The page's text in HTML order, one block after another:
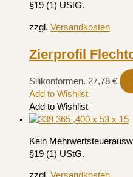
§19 (1) UStG.
zzgl. Versandkosten
Zierprofil
Silikonformen. 27,78 €
Add to Wishlist
Add to Wishlist
Kein
§19 (1) UStG.